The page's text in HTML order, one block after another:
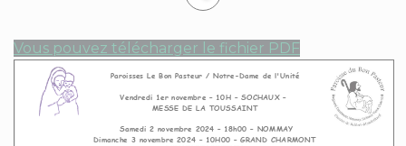
Vous pouvez télécharger le fichier PDF